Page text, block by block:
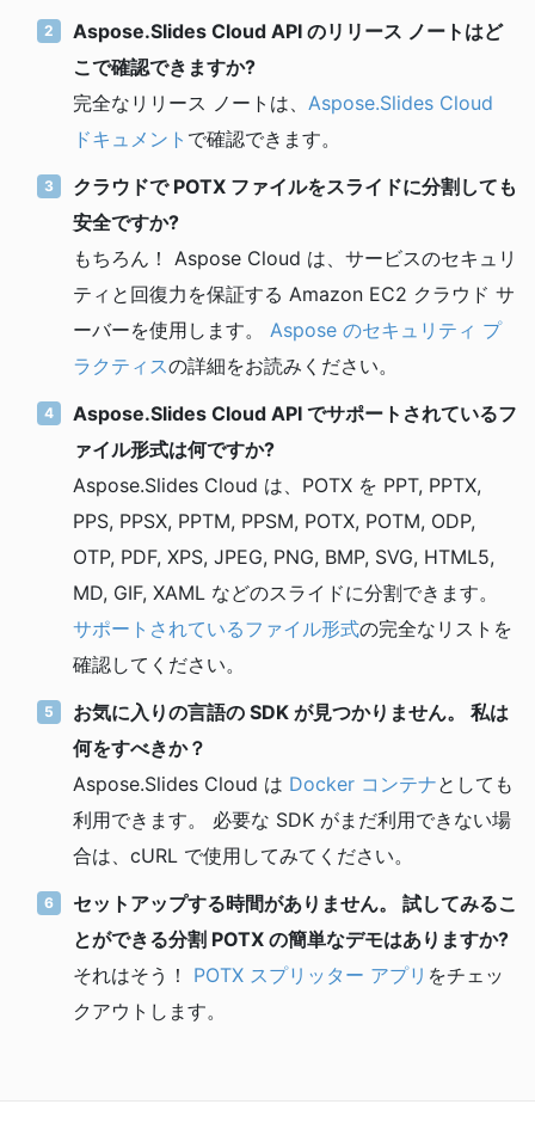
Aspose.Slides Cloud API のリリース ノートはど
こで確認できますか?
完全なリリース ノートは、 Aspose.Slides Cloud
ドキュメント で確認できます。
クラウドで POTX ファイルをスライドに分割しても
安全ですか?
もちろん！ Aspose Cloud は、サービスのセキュリ
ティと回復力を保証する Amazon EC2 クラウド サ
ーバーを使用します。 Aspose のセキュリティ プ
ラクティスの詳細をお読みください。
Aspose.Slides Cloud API でサポートされているフ
ァイル形式は何ですか?
Aspose.Slides Cloud は、POTX を PPT, PPTX,
PPS, PPSX, PPTM, PPSM, POTX, POTM, ODP,
OTP, PDF, XPS, JPEG, PNG, BMP, SVG, HTML5,
MD, GIF, XAML などのスライドに分割できます。
サポートされているファイル形式の完全なリストを
確認してください。
お気に入りの言語の SDK が見つかりません。 私は
何をすべきか？
Aspose.Slides Cloud は Docker コンテナとしても
利用できます。 必要な SDK がまだ利用できない場
合は、cURL で使用してみてください。
セットアップする時間がありません。 試してみるこ
とができる分割 POTX の簡単なデモはありますか?
それはそう！ POTX スプリッター アプリ をチェッ
クアウトします。